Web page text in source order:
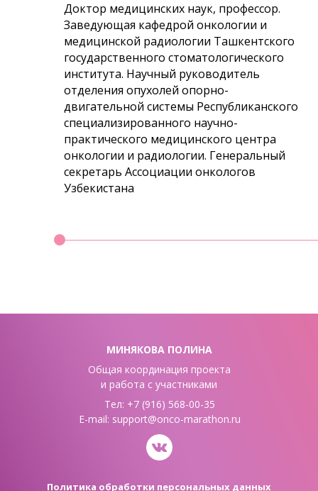
Доктор медицинских наук, профессор.
Заведующая кафедрой онкологии и
медицинской радиологии Ташкентского
государственного стоматологического
института. Научный руководитель
отделения опухолей опорно-
двигательной системы Республиканского
специализированного научно-
практического медицинского центра
онкологии и радиологии. Генеральный
секретарь Ассоциации онкологов
Узбекистана
МИНЯКОВА ПОЛИНА
Тел: +7 (916) 568-00-35
E-mail: support@onco-marathon.ru
Политика обработки персональных данных
Общая координация проекта
и работа с участниками